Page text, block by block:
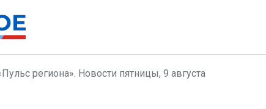
региона». Новости пятницы, 9 августа